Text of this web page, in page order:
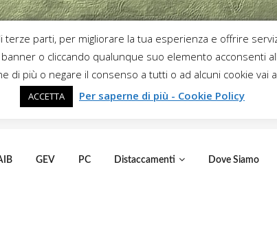
GEV PC Distaccamenti Dove Siamo
terze parti, per migliorare la tua esperienza e offrire
o cliccando qualunque suo elemento acconsenti
di più o negare il consenso a tutti o ad alcuni cookie vai
ACCETTA Per saperne di più - Cookie Policy